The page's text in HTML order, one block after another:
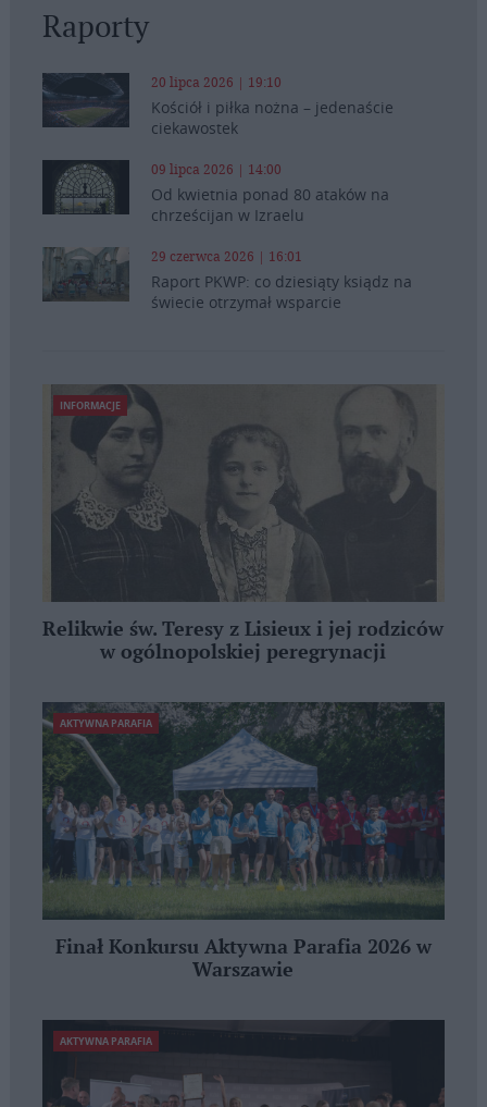
Raporty
20 lipca 2026 | 19:10
Kościół i piłka nożna – jedenaście
ciekawostek
09 lipca 2026 | 14:00
Od kwietnia ponad 80 ataków na
chrześcijan w Izraelu
29 czerwca 2026 | 16:01
Raport PKWP: co dziesiąty ksiądz na
świecie otrzymał wsparcie
INFORMACJE
Relikwie św. Teresy z Lisieux i jej rodziców
w ogólnopolskiej peregrynacji
AKTYWNA PARAFIA
Finał Konkursu Aktywna Parafia 2026 w
Warszawie
AKTYWNA PARAFIA